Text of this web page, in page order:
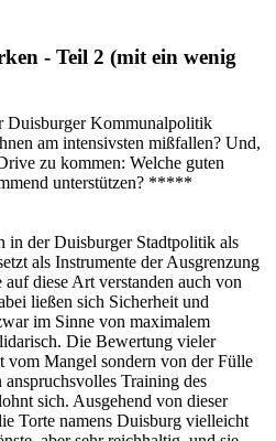
- Teil 2 (mit ein wenig
Duisburger Kommunalpolitik
am intensivsten mißfallen? Und,
zu kommen: Welche guten
unterstützen? *****
in der Duisburger Stadtpolitik als
als Instrumente der Ausgrenzung
diese Art verstanden auch von
ließen sich Sicherheit und
im Sinne von maximalem
Die Bewertung vieler
vom Mangel sondern von der Fülle
Training des
sich. Ausgehend von dieser
Torte namens Duisburg vielleicht